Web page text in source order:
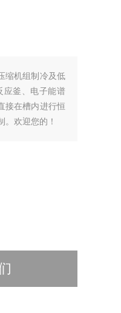
缩机组制冷及低
应釜、电子能谱
接在槽内进行恒
欢迎您的！